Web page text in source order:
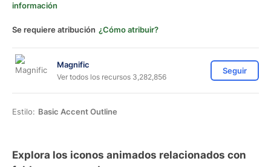
información
Se requiere atribución ¿Cómo atribuir?
Magnific
Ver todos los recursos 3,282,856
Seguir
Estilo: Basic Accent Outline
Explora los iconos animados relacionados con